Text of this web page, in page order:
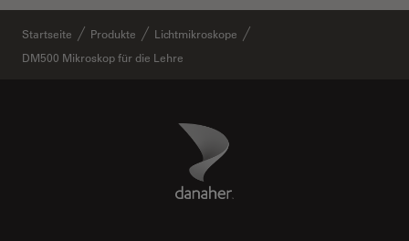
Startseite Produkte
Lichtmikroskope
DM500 Mikroskop für die Lehre
Danaher Logo